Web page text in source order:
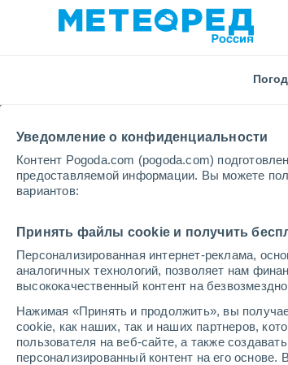
Уведомление о конфиденциальности
Контент Pogoda.com (pogoda.com)
предоставляемой информации. Вы можете
вариантов:
Принять файлы cookie и получить
Персонализированная интернет-реклама,
аналогичных технологий, позволяет нам
высококачественный контент на
Нажимая «Принять и продолжить», вы
cookie, как наших, так и наших партнеров,
пользователя на веб-сайте, а также
персонализированный контент на его
Закрыта
Malbun - Steg FL
Открытие
Закрытие